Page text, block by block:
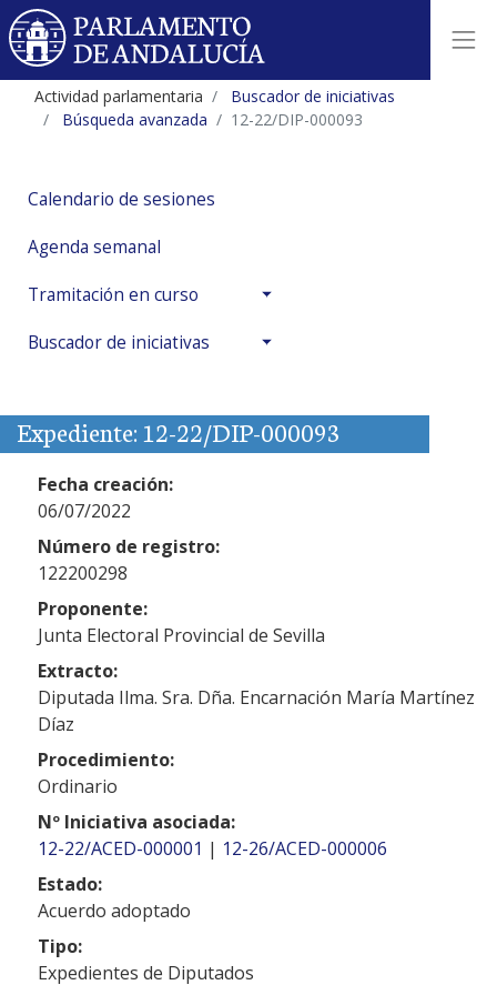
Actividad parlamentaria
Buscador de iniciativas
Búsqueda avanzada
12-22/DIP-000093
Calendario de sesiones
Agenda semanal
Tramitación en curso
Buscador de iniciativas
Expediente: 12-22/DIP-000093
Fecha creación:
06/07/2022
Número de registro:
122200298
Proponente:
Junta Electoral Provincial de Sevilla
Extracto:
Diputada Ilma. Sra. Dña. Encarnación María Martínez
Díaz
Procedimiento:
Ordinario
Nº Iniciativa asociada:
12-22/ACED-000001 | 12-26/ACED-000006
Estado:
Acuerdo adoptado
Tipo:
Expedientes de Diputados